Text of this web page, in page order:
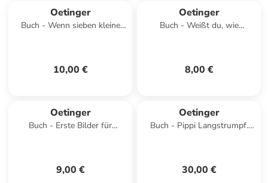
Oetinger
Buch - Wenn sieben kleine
10,00 €
Oetinger
Buch - Weißt du, wie
8,00 €
Oetinger
Buch - Erste Bilder für
9,00 €
Oetinger
Buch - Pippi Langstrumpf.
30,00 €